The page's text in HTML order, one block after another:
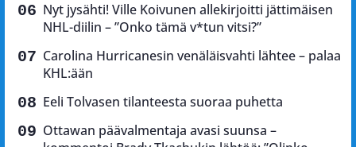
Nyt jysähti! Ville Koivunen allekirjoitti jättimäisen
NHL-diilin – ”Onko tämä v*tun vitsi?”
Carolina Hurricanesin venäläisvahti lähtee – palaa
KHL:ään
Eeli Tolvasen tilanteesta suoraa puhetta
Ottawan päävalmentaja avasi suunsa –